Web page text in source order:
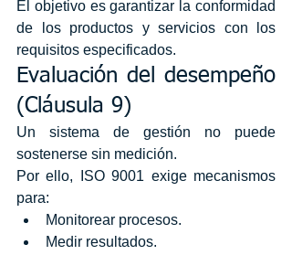
El objetivo es garantizar la conformidad
de los productos y servicios con los
requisitos especificados.
Evaluación del desempeño
(Cláusula 9)
Un sistema de gestión no puede
sostenerse sin medición.
Por ello, ISO 9001 exige mecanismos
para:
Monitorear procesos.
Medir resultados.